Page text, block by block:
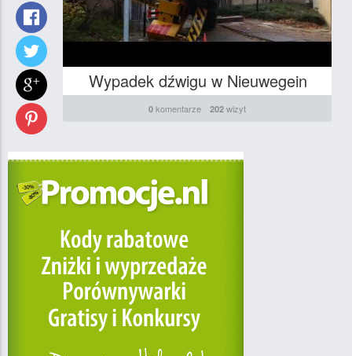
Wypadek dźwigu w Nieuwegein
0 komentarze 202 wizyt